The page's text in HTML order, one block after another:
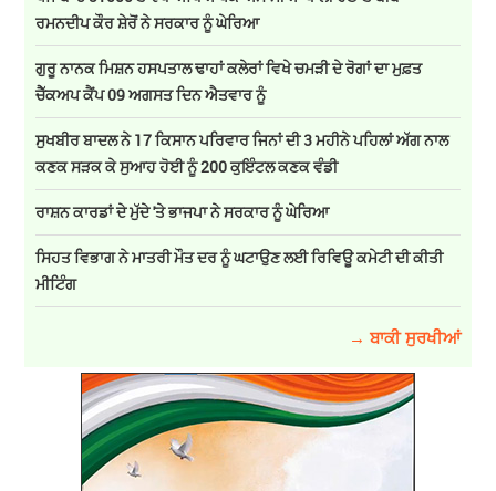
ਰਮਨਦੀਪ ਕੌਰ ਸ਼ੇਰੋਂ ਨੇ ਸਰਕਾਰ ਨੂੰ ਘੇਰਿਆ
ਗੁਰੂ ਨਾਨਕ ਮਿਸ਼ਨ ਹਸਪਤਾਲ ਢਾਹਾਂ ਕਲੇਰਾਂ ਵਿਖੇ ਚਮੜੀ ਦੇ ਰੋਗਾਂ ਦਾ ਮੁਫ਼ਤ
ਚੈੱਕਅਪ ਕੈਂਪ 09 ਅਗਸਤ ਦਿਨ ਐਤਵਾਰ ਨੂੰ
ਸੁਖਬੀਰ ਬਾਦਲ ਨੇ 17 ਕਿਸਾਨ ਪਰਿਵਾਰ ਜਿਨਾਂ ਦੀ 3 ਮਹੀਨੇ ਪਹਿਲਾਂ ਅੱਗ ਨਾਲ
ਕਣਕ ਸੜਕ ਕੇ ਸੁਆਹ ਹੋਈ ਨੂੰ 200 ਕੁਇੰਟਲ ਕਣਕ ਵੰਡੀ
ਰਾਸ਼ਨ ਕਾਰਡਾਂ ਦੇ ਮੁੱਦੇ 'ਤੇ ਭਾਜਪਾ ਨੇ ਸਰਕਾਰ ਨੂੰ ਘੇਰਿਆ
ਸਿਹਤ ਵਿਭਾਗ ਨੇ ਮਾਤਰੀ ਮੌਤ ਦਰ ਨੂੰ ਘਟਾਉਣ ਲਈ ਰਿਵਿਊ ਕਮੇਟੀ ਦੀ ਕੀਤੀ
ਮੀਟਿੰਗ
→ ਬਾਕੀ ਸੁਰਖੀਆਂ